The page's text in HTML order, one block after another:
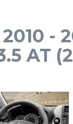
-
AT